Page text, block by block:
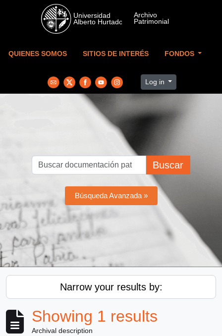
Skip to main content
QUIENES SOMOS SITIOS DE INTERÉS FONDOS
Log in
Buscar
Búsqueda Avanzada »
Narrow your results by:
Showing 1 results
Archival description